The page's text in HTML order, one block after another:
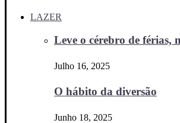
LAZER
Leve o cérebro de férias,
Julho 16, 2025
O hábito da diversão
Junho 18, 2025